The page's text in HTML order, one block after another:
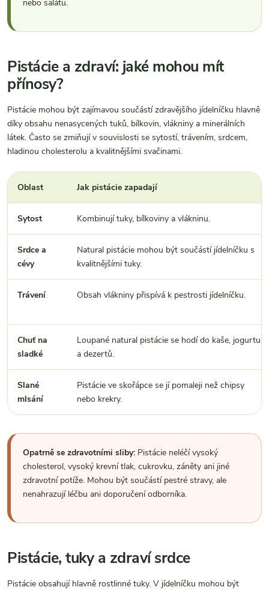
nebo salátu.
Pistácie a zdraví: jaké mohou mít
přínosy?
Pistácie mohou být zajímavou součástí zdravějšího jídelníčku hlavně
díky obsahu nenasycených tuků, bílkovin, vlákniny a minerálních
látek. Často se zmiňují v souvislosti se sytostí, trávením, srdcem,
hladinou cholesterolu a kvalitnějšími svačinami.
Oblast Jak pistácie zapadají
Sytost Kombinují tuky, bílkoviny a vlákninu.
Srdce a
cévy
Natural pistácie mohou být součástí jídelníčku s
kvalitnějšími tuky.
Trávení Obsah vlákniny přispívá k pestrosti jídelníčku.
Chuť na
sladké
Loupané natural pistácie se hodí do kaše, jogurtu
a dezertů.
Slané
mlsání
Pistácie ve skořápce se jí pomaleji než chipsy
nebo krekry.
Opatrně se zdravotními sliby: Pistácie neléčí vysoký
cholesterol, vysoký krevní tlak, cukrovku, záněty ani jiné
zdravotní potíže. Mohou být součástí pestré stravy, ale
nenahrazují léčbu ani doporučení odborníka.
Pistácie, tuky a zdraví srdce
Pistácie obsahují hlavně rostlinné tuky. V jídelníčku mohou být